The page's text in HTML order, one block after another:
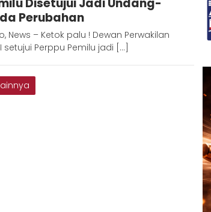
Perubahan
News – Ketok palu ! Dewan Perwakilan
setujui Perppu Pemilu jadi […]